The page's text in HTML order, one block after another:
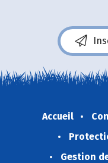
Accueil
Gestion